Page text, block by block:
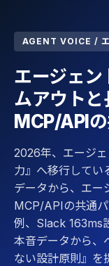
AGENT VOICE / エ
エージェ
ムアウトと
MCP/API
2026年、エージ
力』へ移行して
データから、エー
MCP/APIの共通
例、Slack 163ms
本音データから、
ない設計原則』を